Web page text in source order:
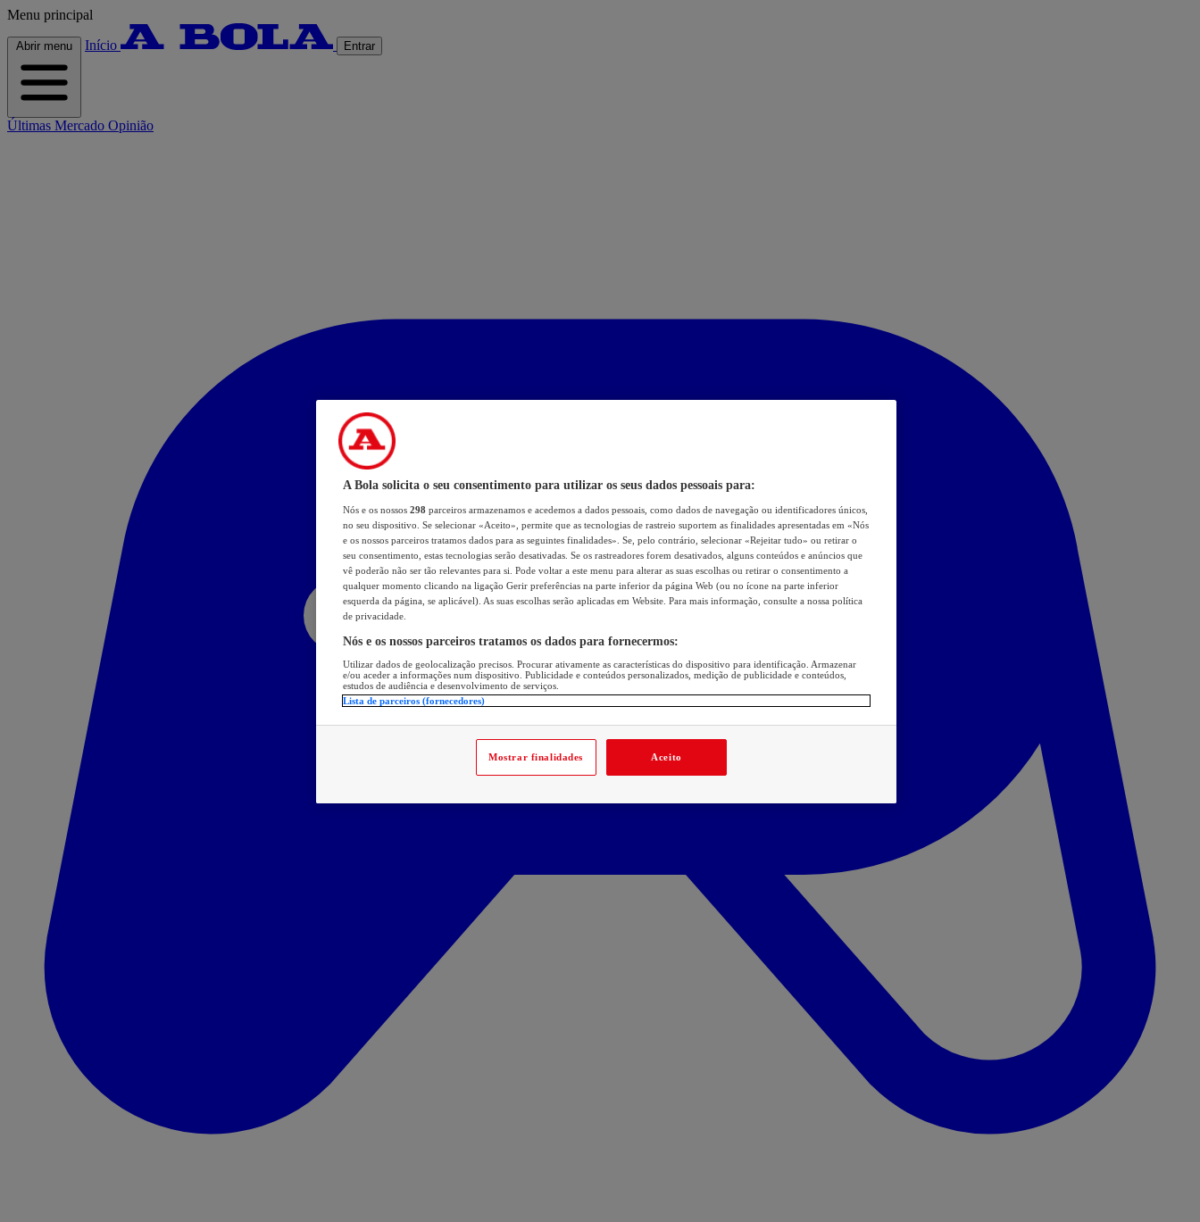
Menu principal
Abrir menu Início Entrar
Últimas Mercado Opinião
A Bola solicita o seu consentimento para utilizar os seus dados pessoais para:
Nós e os nossos 298 parceiros armazenamos e acedemos a dados pessoais, como dados de navegação ou identificadores únicos,
no seu dispositivo. Se selecionar «Aceito», permite que as tecnologias de rastreio suportem as finalidades apresentadas em «Nós
e os nossos parceiros tratamos dados para as seguintes finalidades». Se, pelo contrário, selecionar «Rejeitar tudo» ou retirar o
seu consentimento, estas tecnologias serão desativadas. Se os rastreadores forem desativados, alguns conteúdos e anúncios que
vê poderão não ser tão relevantes para si. Pode voltar a este menu para alterar as suas escolhas ou retirar o consentimento a
qualquer momento clicando na ligação Gerir preferências na parte inferior da página Web (ou no ícone na parte inferior
esquerda da página, se aplicável). As suas escolhas serão aplicadas em Website. Para mais informação, consulte a nossa política
de privacidade.
Nós e os nossos parceiros tratamos os dados para fornecermos:
Utilizar dados de geolocalização precisos. Procurar ativamente as características do dispositivo para identificação. Armazenar
e/ou aceder a informações num dispositivo. Publicidade e conteúdos personalizados, medição de publicidade e conteúdos,
estudos de audiência e desenvolvimento de serviços.
Lista de parceiros (fornecedores)
Mostrar finalidades Aceito